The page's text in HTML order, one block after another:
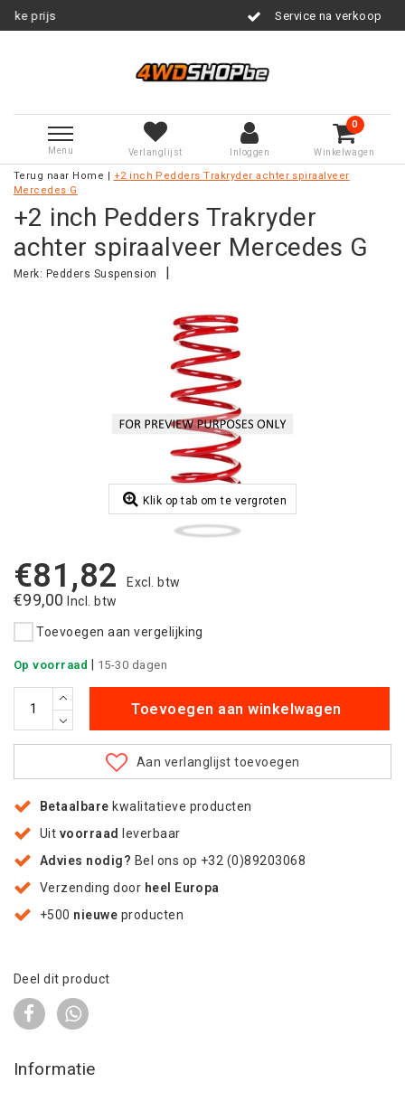
Service na verkoop
Menu Verlanglijst Inloggen
0
Winkelwagen
Terug naar Home
+2 inch Pedders Trakryder achter spiraalveer
Mercedes G
+2 inch Pedders Trakryder
achter spiraalveer Mercedes G
Merk: Pedders Suspension
Klik op tab om te vergroten
€81,82 Excl. btw
€99,00 Incl. btw
Toevoegen aan vergelijking
Op voorraad 15-30 dagen
Toevoegen aan winkelwagen
Aan verlanglijst toevoegen
Betaalbare kwalitatieve producten
Uit voorraad
leverbaar
Advies nodig? Bel ons op +32 (0)89203068
Verzending door heel Europa
+500 nieuwe producten
Deel dit product
Informatie